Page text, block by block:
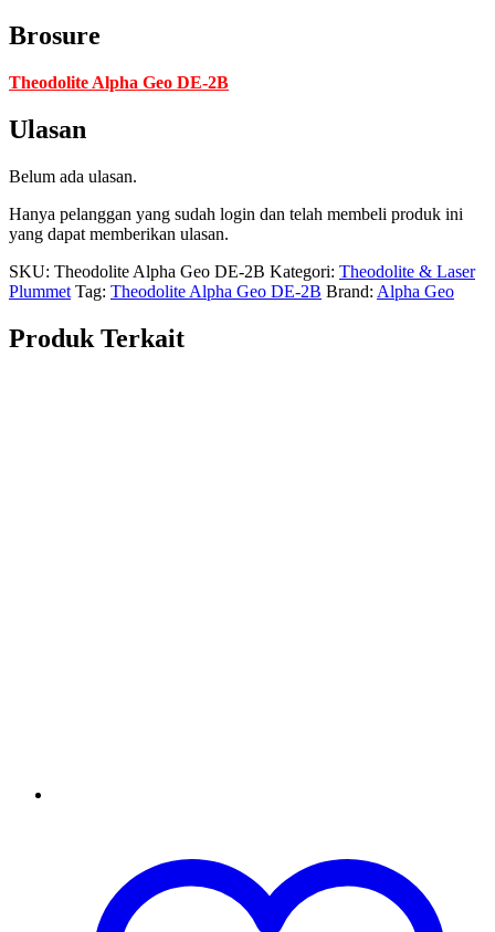
Brosure
Theodolite Alpha Geo DE-2B
Ulasan
Belum ada ulasan.
Hanya pelanggan yang sudah login dan telah membeli produk ini
yang dapat memberikan ulasan.
SKU: Theodolite Alpha Geo DE-2B Kategori: Theodolite & Laser
Plummet Tag: Theodolite Alpha Geo DE-2B Brand: Alpha Geo
Produk Terkait